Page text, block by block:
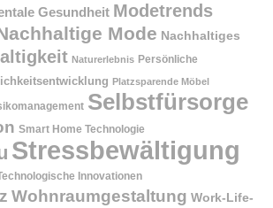
Gesundheit Modetrends
Mode Nachhaltiges
Naturerlebnis Persönliche
Platzsparende Möbel
Selbstfürsorge
Smart Home Technologie
Stressbewältigung
Innovationen
Wohnraumgestaltung Work-Life-